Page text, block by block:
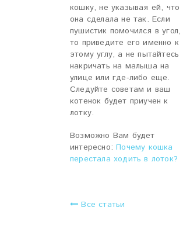
кошку, не указывая ей, что
она сделала не так. Если
пушистик помочился в угол,
то приведите его именно к
этому углу, а не пытайтесь
накричать на малыша на
улице или где-либо еще.
Следуйте советам и ваш
котенок будет приучен к
лотку.
Возможно Вам будет
интересно:Почему кошка
перестала ходить в лоток?
Все статьи